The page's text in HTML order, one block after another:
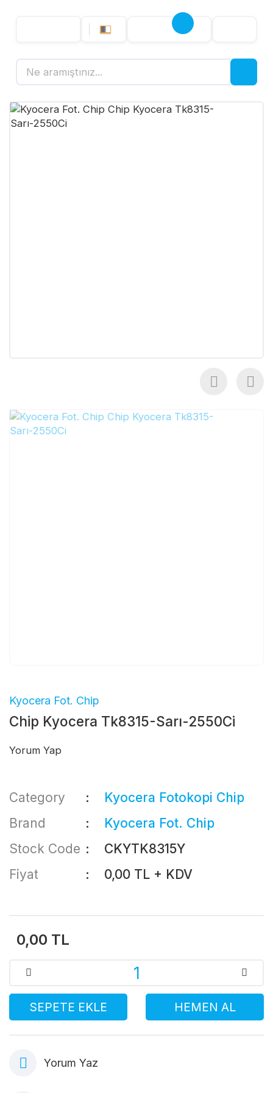
Kyocera Fot. Chip
Chip Kyocera Tk8315-Sarı-2550Ci
Yorum Yap
Category
Kyocera Fotokopi Chip
Brand
Kyocera Fot. Chip
Stock Code
CKYTK8315Y
Fiyat
0,00 TL + KDV
0,00 TL
SEPETE EKLE HEMEN AL
Yorum Yaz